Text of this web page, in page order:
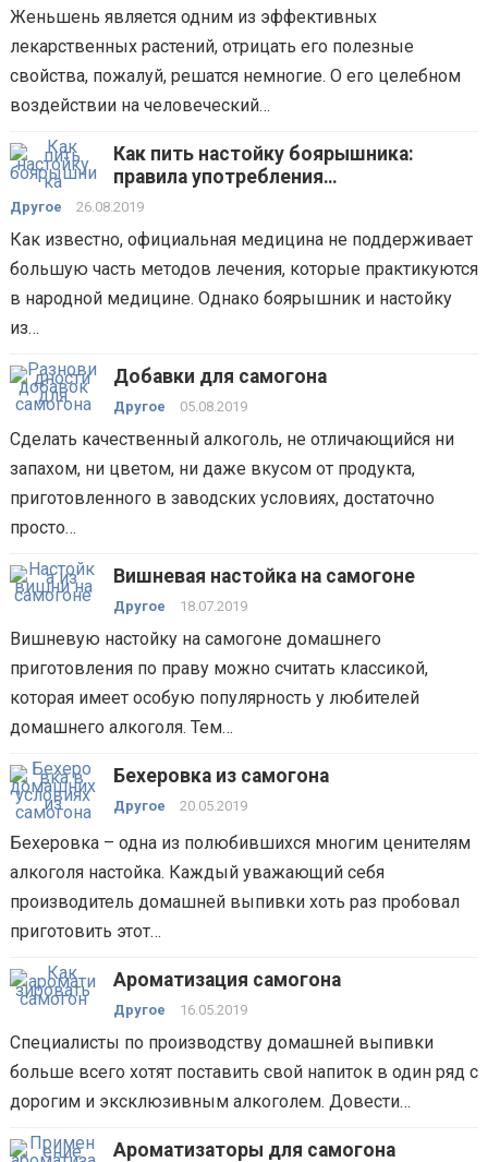
Женьшень является одним из эффективных
лекарственных растений, отрицать его полезные
свойства, пожалуй, решатся немногие. О его целебном
воздействии на человеческий…
Как пить настойку боярышника:
правила употребления
лекарственного средства
Другое 26.08.2019
Как известно, официальная медицина не поддерживает
большую часть методов лечения, которые практикуются
в народной медицине. Однако боярышник и настойку
из…
Добавки для самогона
Другое 05.08.2019
Сделать качественный алкоголь, не отличающийся ни
запахом, ни цветом, ни даже вкусом от продукта,
приготовленного в заводских условиях, достаточно
просто…
Вишневая настойка на самогоне
Другое 18.07.2019
Вишневую настойку на самогоне домашнего
приготовления по праву можно считать классикой,
которая имеет особую популярность у любителей
домашнего алкоголя. Тем…
Бехеровка из самогона
Другое 20.05.2019
Бехеровка – одна из полюбившихся многим ценителям
алкоголя настойка. Каждый уважающий себя
производитель домашней выпивки хоть раз пробовал
приготовить этот…
Ароматизация самогона
Другое 16.05.2019
Специалисты по производству домашней выпивки
больше всего хотят поставить свой напиток в один ряд с
дорогим и эксклюзивным алкоголем. Довести…
Ароматизаторы для самогона